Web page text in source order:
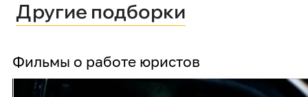
Другие подборки
Фильмы о работе юристов